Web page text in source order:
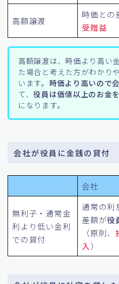
高額譲渡
時価との
受贈益
高額譲渡は、時価より高い
た場合と考えた方がわかり
います。 時価より高いので
て、役員は価値以上のお金
になります。
会社が役員に金銭の貸付
会社
無利子・通常金
利より低い金利
での貸付
通常の利
差額が役
（原則、
入 ）